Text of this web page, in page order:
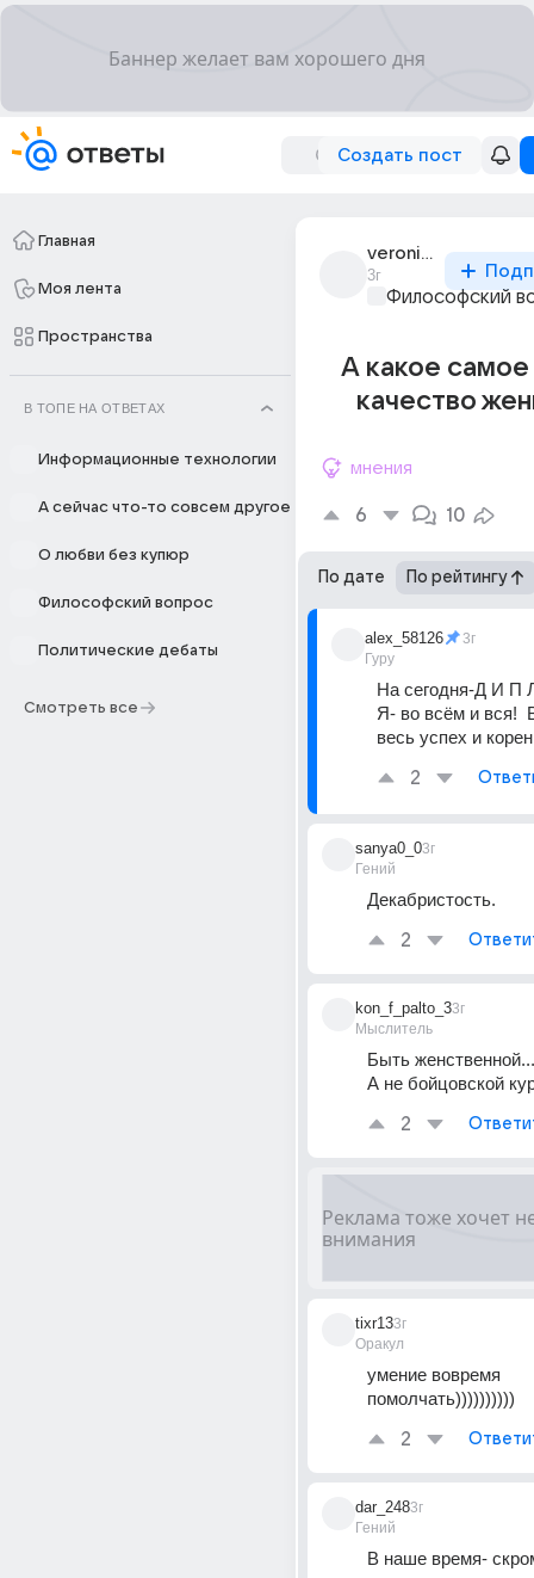
Создать пост
Главная
Моя лента
Пространства
В ТОПЕ НА ОТВЕТАХ
Информационные технологии
А сейчас что-то совсем другое
О любви без купюр
Философский вопрос
Политические дебаты
Смотреть все
veronichka_2077
3г
Философский
А какое
качество
мнения
6 10
По дате По рейтингу
alex_58126
Гуру
3г
На сегодня-Д И
Я- во всём и вся!
весь успех и
2
sanya0_0
Гений
3г
Декабристость.
2
kon_f_palto_3
Мыслитель
3г
Быть женственной...
А не бойцовской
2
tixr13
Оракул
3г
умение вовремя
помолчать))))))))))
2
dar_248
Гений
3г
В наше время-